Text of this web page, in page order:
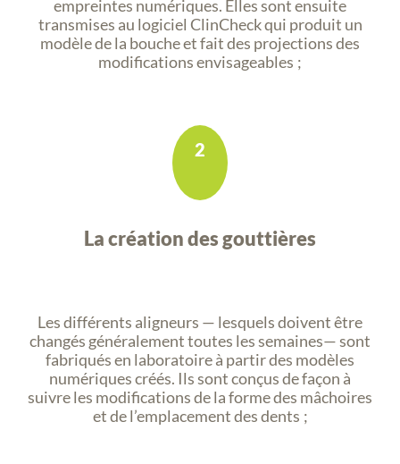
empreintes numériques. Elles sont ensuite
transmises au logiciel ClinCheck qui produit un
modèle de la bouche et fait des projections des
modifications envisageables ;
2
La création des gouttières
Les différents aligneurs — lesquels doivent être
changés généralement toutes les semaines— sont
fabriqués en laboratoire à partir des modèles
numériques créés. Ils sont conçus de façon à
suivre les modifications de la forme des mâchoires
et de l’emplacement des dents ;